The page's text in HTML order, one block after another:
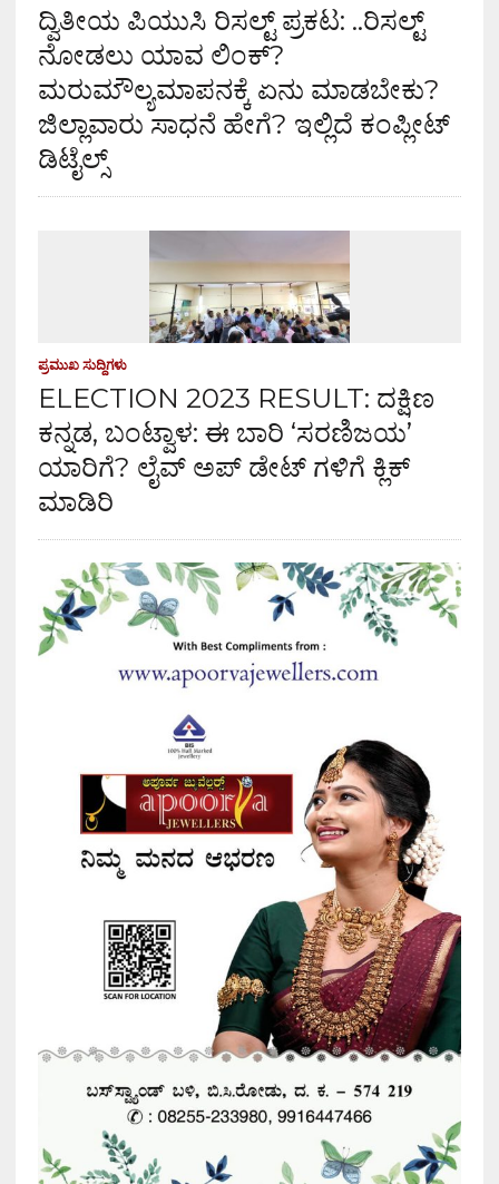
ದ್ವಿತೀಯ ಪಿಯುಸಿ ರಿಸಲ್ಟ್ ಪ್ರಕಟ: ..ರಿಸಲ್ಟ್
ನೋಡಲು ಯಾವ ಲಿಂಕ್?
ಮರುಮೌಲ್ಯಮಾಪನಕ್ಕೆ ಏನು ಮಾಡಬೇಕು?
ಜಿಲ್ಲಾವಾರು ಸಾಧನೆ ಹೇಗೆ? ಇಲ್ಲಿದೆ ಕಂಪ್ಲೀಟ್
ಡಿಟೈಲ್ಸ್
ಪ್ರಮುಖ ಸುದ್ದಿಗಳು
ELECTION 2023 RESULT: ದಕ್ಷಿಣ
ಕನ್ನಡ, ಬಂಟ್ವಾಳ: ಈ ಬಾರಿ ‘ಸರಣಿಜಯ’
ಯಾರಿಗೆ? ಲೈವ್ ಅಪ್ ಡೇಟ್ ಗಳಿಗೆ ಕ್ಲಿಕ್
ಮಾಡಿರಿ